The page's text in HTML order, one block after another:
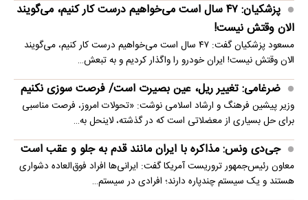
پزشکیان: ۴۷ سال است می‌خواهیم درست کار کنیم، می‌گویند
الان وقتش نیست!
مسعود پزشکیان گفت: ۴۷ سال است می‌خواهیم درست کار کنیم، می‌گویند
الان وقتش نیست! ایران خودرو را واگذار کردیم و به تبعش…
ضرغامی: تغییر ریل، عین بصیرت است/ فرصت سوزی نکنیم
وزیر پیشین فرهنگ و ارشاد اسلامی نوشت: «تحولات امروز، فرصت مناسبی
برای حل بسیاری از معضلاتی‌ است که در گذشته، لاینحل به…
جی‌دی ونس: مذاکره با ایران مانند قدم به جلو و عقب است
معاون رئیس‌جمهور تروریست آمریکا گفت: ایرانی‌ها افراد فوق‌العاده دشواری
هستند و یک سیستم چندپاره دارند؛ افرادی در سیستم…